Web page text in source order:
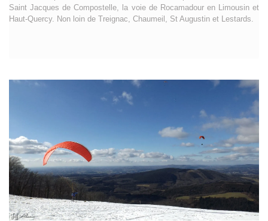
Saint Jacques de Compostelle, la voie de Rocamadour en Limousin et
Haut-Quercy. Non loin de Treignac, Chaumeil, St Augustin et Lestards.